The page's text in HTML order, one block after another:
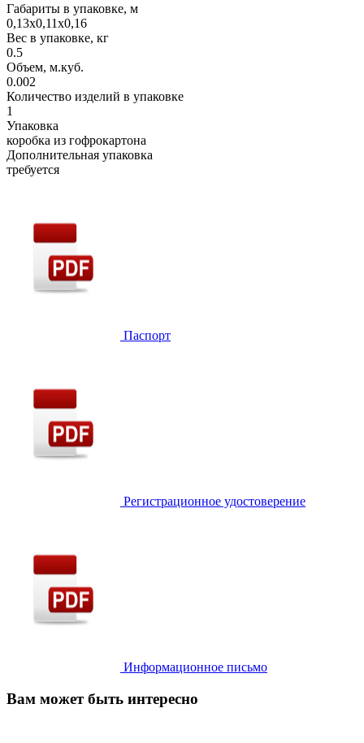
Габариты в упаковке, м
0,13х0,11х0,16
Вес в упаковке, кг
0.5
Объем, м.куб.
0.002
Количество изделий в упаковке
1
Упаковка
коробка из гофрокартона
Дополнительная упаковка
требуется
Паспорт
Регистрационное удостоверение
Информационное письмо
Вам может быть интересно